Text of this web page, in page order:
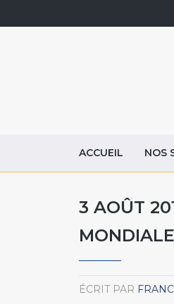
ACCUEIL NOS
3 AOÛT
ÉCRIT PAR